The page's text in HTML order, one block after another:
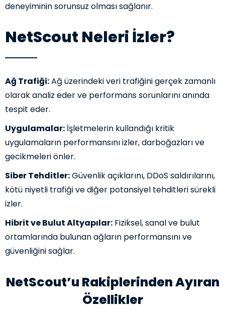
deneyiminin sorunsuz olması sağlanır.
NetScout Neleri İzler?
Ağ Trafiği:Ağ üzerindeki veri trafiğini gerçek zamanlı
olarak analiz eder ve performans sorunlarını anında
tespit eder.
Uygulamalar: İşletmelerin kullandığı kritik
uygulamaların performansını izler, darboğazları ve
gecikmeleri önler.
Siber Tehditler:Güvenlik açıklarını, DDoS saldırılarını,
kötü niyetli trafiği ve diğer potansiyel tehditleri sürekli
izler.
Hibrit ve Bulut Altyapılar: Fiziksel, sanal ve bulut
ortamlarında bulunan ağların performansını ve
güvenliğini sağlar.
NetScout’u Rakiplerinden Ayıran
Özellikler